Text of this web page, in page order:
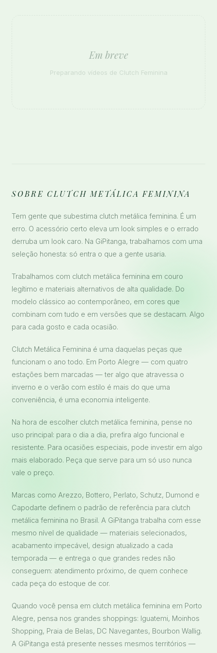
Em breve
Preparando vídeos de Clutch Feminina
SOBRE CLUTCH METÁLICA FEMININA
Tem gente que subestima clutch metálica feminina. É um
erro. O acessório certo eleva um look simples e o errado
derruba um look caro. Na GiPitanga, trabalhamos com uma
seleção honesta: só entra o que a gente usaria.
Trabalhamos com clutch metálica feminina em couro
legítimo e materiais alternativos de alta qualidade. Do
modelo clássico ao contemporâneo, em cores que
combinam com tudo e em versões que se destacam. Algo
para cada gosto e cada ocasião.
Clutch Metálica Feminina é uma daquelas peças que
funcionam o ano todo. Em Porto Alegre — com quatro
estações bem marcadas — ter algo que atravessa o
inverno e o verão com estilo é mais do que uma
conveniência, é uma economia inteligente.
Na hora de escolher clutch metálica feminina, pense no
uso principal: para o dia a dia, prefira algo funcional e
resistente. Para ocasiões especiais, pode investir em algo
mais elaborado. Peça que serve para um só uso nunca
vale o preço.
Marcas como Arezzo, Bottero, Perlato, Schutz, Dumond e
Capodarte definem o padrão de referência para clutch
metálica feminina no Brasil. A GiPitanga trabalha com esse
mesmo nível de qualidade — materiais selecionados,
acabamento impecável, design atualizado a cada
temporada — e entrega o que grandes redes não
conseguem: atendimento próximo, de quem conhece
cada peça do estoque de cor.
Quando você pensa em clutch metálica feminina em Porto
Alegre, pensa nos grandes shoppings: Iguatemi, Moinhos
Shopping, Praia de Belas, DC Navegantes, Bourbon Wallig.
A GiPitanga está presente nesses mesmos territórios —